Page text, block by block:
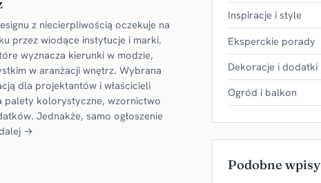
z niecierpliwością oczekuje na
przez wiodące instytucje i marki.
wyznacza kierunki w modzie,
w aranżacji wnętrz. Wybrana
dla projektantów i właścicieli
palety kolorystyczne, wzornictwo
Jednakże, samo ogłoszenie
→
Inspiracje i style
Eksperckie porady
Dekoracje i dodatki
Ogród i balkon
Podobne wpisy